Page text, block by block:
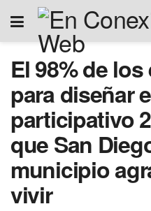
El 98% de
para diseñar
participativo
que San
municipio
vivir